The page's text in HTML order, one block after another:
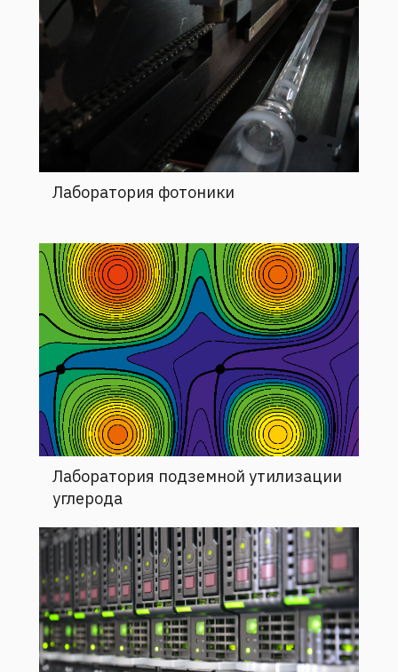
Лаборатория фотоники
Лаборатория подземной утилизации
углерода